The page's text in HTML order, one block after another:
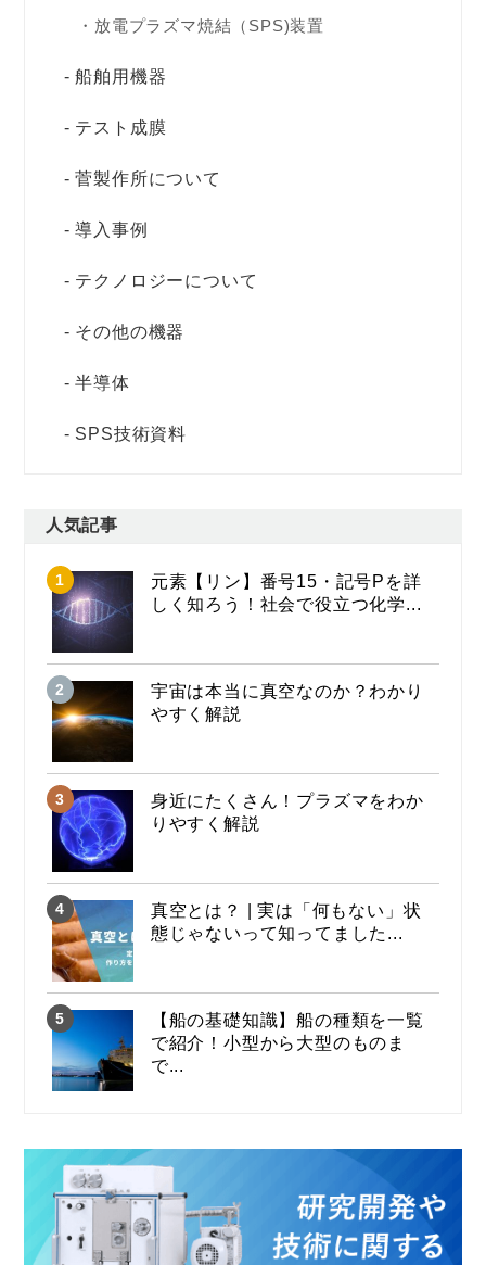
放電プラズマ焼結（SPS)装置
船舶用機器
テスト成膜
菅製作所について
導入事例
テクノロジーについて
その他の機器
半導体
SPS技術資料
人気記事
元素【リン】番号15・記号Pを詳
しく知ろう！社会で役立つ化学...
宇宙は本当に真空なのか？わかり
やすく解説
身近にたくさん！プラズマをわか
りやすく解説
真空とは？ | 実は「何もない」状
態じゃないって知ってました...
【船の基礎知識】船の種類を一覧
で紹介！小型から大型のものま
で...